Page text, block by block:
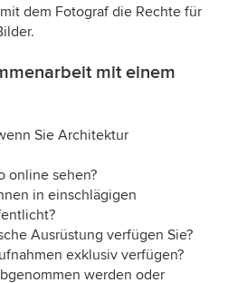
dem Fotograf die Rechte für
mit einem
Sie Architektur
online sehen?
in einschlägigen
Ausrüstung verfügen Sie?
exklusiv verfügen?
werden oder